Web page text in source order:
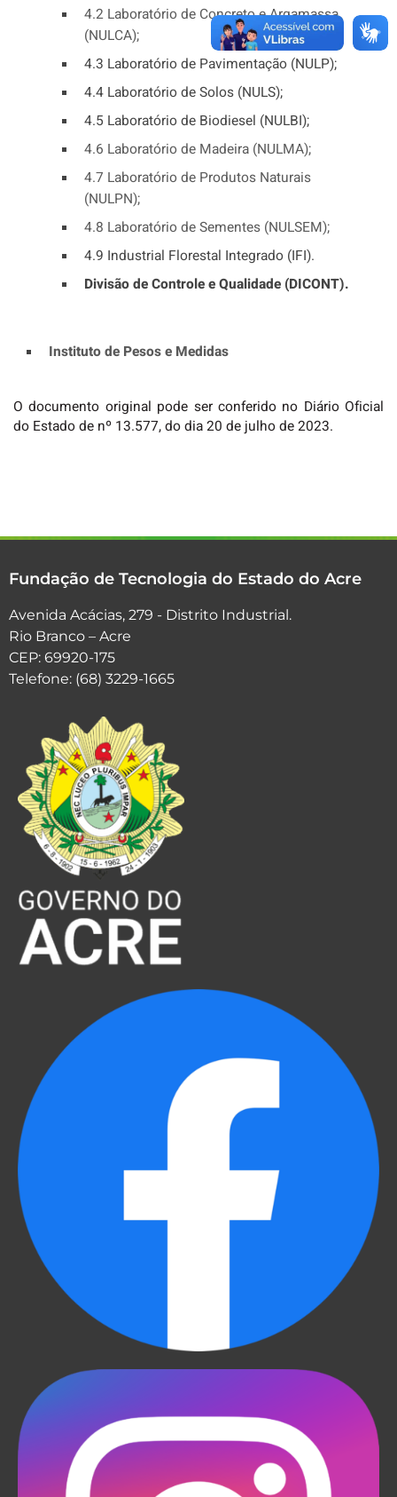
4.2 Laboratório de Concreto e Argamassa
(NULCA);
4.3 Laboratório de Pavimentação (NULP);
4.4 Laboratório de Solos (NULS);
4.5 Laboratório de Biodiesel (NULBI);
4.6 Laboratório de Madeira (NULMA);
4.7 Laboratório de Produtos Naturais
(NULPN);
4.8 Laboratório de Sementes (NULSEM);
4.9 Industrial Florestal Integrado (IFI).
Divisão de Controle e Qualidade (DICONT).
Instituto de Pesos e Medidas
O documento original pode ser conferido no Diário Oficial
do Estado de nº 13.577, do dia 20 de julho de 2023.
Fundação de Tecnologia do Estado do Acre
Avenida Acácias, 279 - Distrito Industrial.
Rio Branco – Acre
CEP: 69920-175
Telefone: (68) 3229-1665